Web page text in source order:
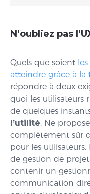
N’oubliez pas
Quels que soient
atteindre grâce à
répondre à deux
quoi les utilisateurs
de quelques
l’utilité. Ne
complètement sûr
pour les
de gestion de
contenir un
communication